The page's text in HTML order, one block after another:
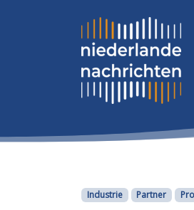
Kategorien
Industrie Partner